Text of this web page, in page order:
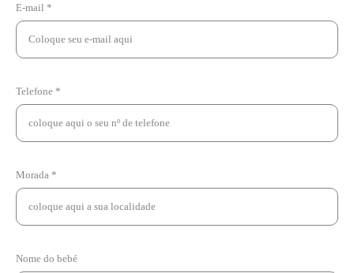
E-mail *
Telefone *
Morada *
Nome do bebé